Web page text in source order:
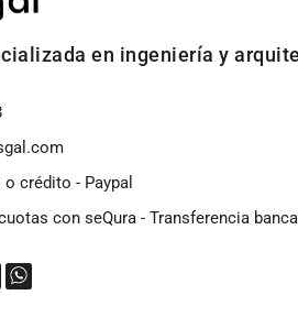
en ingeniería y
o crédito - Paypal
con seQura -Transferencia